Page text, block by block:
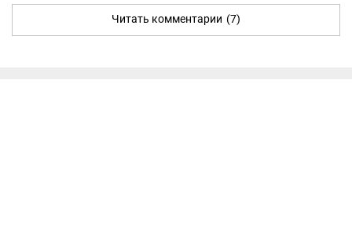
Читать комментарии (7)